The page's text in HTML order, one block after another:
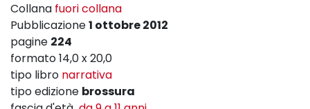
Collana fuori collana
Pubblicazione1 ottobre 2012
pagine 224
formato 14,0 x 20,0
tipo libro narrativa
tipo edizione brossura